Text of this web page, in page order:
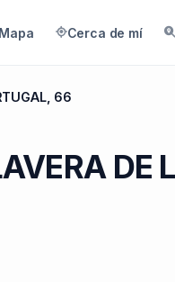
Mapa Cerca de mí
66
DE